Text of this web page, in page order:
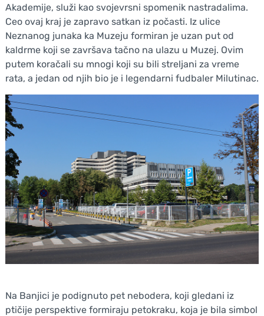
Akademije, služi kao svojevrsni spomenik nastradalima.
Ceo ovaj kraj je zapravo satkan iz počasti. Iz ulice
Neznanog junaka ka Muzeju formiran je uzan put od
kaldrme koji se završava tačno na ulazu u Muzej. Ovim
putem koračali su mnogi koji su bili streljani za vreme
rata, a jedan od njih bio je i legendarni fudbaler Milutinac.
Na Banjici je podignuto pet nebodera, koji gledani iz
ptičije perspektive formiraju petokraku, koja je bila simbol